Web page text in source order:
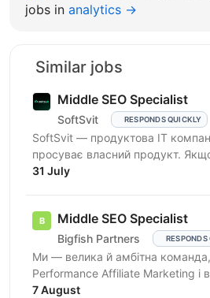
jobs in analytics →
Similar jobs
Middle SEO Specialist
SoftSvit RESPONDS QUICKLY
SoftSvit — продуктова IT
просуває власний продукт.
Specialist і шукаєш місце, де
31 July
Middle SEO Specialist
Bigfish Partners RESPONDS
Ми — велика й амбітна
Performance Affiliate Marketing і
нішах на Tier 1-3 ринках. Ми
7 August